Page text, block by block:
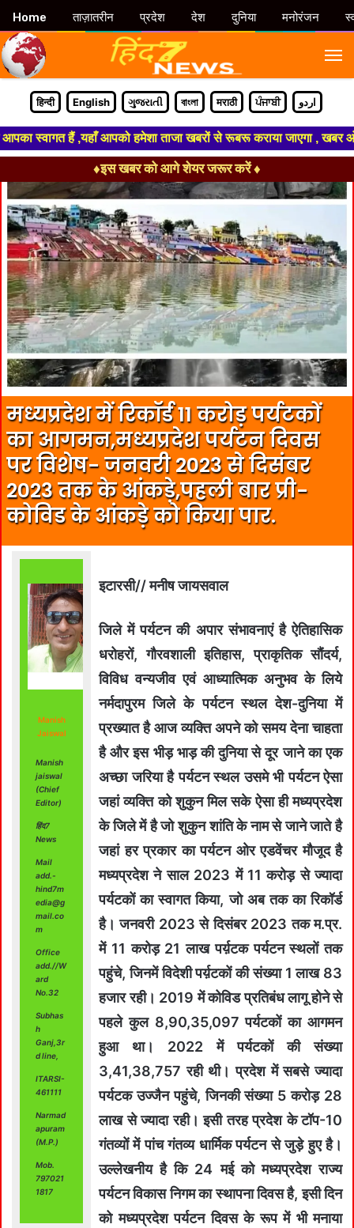
हिन्दी English ગુજરાતી বাংলা मराठी ਪੰਜਾਬੀ اردو
हैं ,यहाँ आपको हमेशा ताजा खबरों से रूबरू कराया जाएगा , खबर ओर
♦इस खबर को आगे शेयर जरूर करें ♦
मध्यप्रदेश में रिकॉर्ड 11 करोड़ पर्यटकों
का आगमन,मध्यप्रदेश पर्यटन दिवस
पर विशेष- जनवरी 2023 से दिसंबर
2023 तक के आंकड़े,पहली बार प्री-
कोविड के आंकड़े को किया पार.
Manish
Jaiswal
Manish
jaiswal
(Chief
Editor)
हिंद7
News
Mail
add.-
hind7m
edia@g
mail.co
m
Office
add.//W
ard
No.32
Subhas
h
Ganj,3r
d line,
ITARSI-
461111
Narmad
apuram
(M.P.)
Mob.
797021
1817
इटारसी// मनीष जायसवाल
जिले में पर्यटन की अपार संभावनाएं है ऐतिहासिक
धरोहरों, गौरवशाली इतिहास, प्राकृतिक सौंदर्य,
विविध वन्यजीव एवं आध्यात्मिक अनुभव के लिये
नर्मदापुरम जिले के पर्यटन स्थल देश-दुनिया में
प्रख्यात है आज व्यक्ति अपने को समय देना चाहता
है और इस भीड़ भाड़ की दुनिया से दूर जाने का एक
अच्छा जरिया है पर्यटन स्थल उसमे भी पर्यटन ऐसा
जहां व्यक्ति को शुकुन मिल सके ऐसा ही मध्यप्रदेश
के जिले में है जो शुकुन शांति के नाम से जाने जाते है
जहां हर प्रकार का पर्यटन ओर एडवेंचर मौजूद है
मध्यप्रदेश ने साल 2023 में 11 करोड़ से ज्यादा
पर्यटकों का स्वागत किया, जो अब तक का रिकॉर्ड
है। जनवरी 2023 से दिसंबर 2023 तक म.प्र.
में 11 करोड़ 21 लाख पर्य़टक पर्यटन स्थलों तक
पहुंचे, जिनमें विदेशी पर्य़टकों की संख्या 1 लाख 83
हजार रही। 2019 में कोविड प्रतिबंध लागू होने से
पहले कुल 8,90,35,097 पर्यटकों का आगमन
हुआ था। 2022 में पर्यटकों की संख्या
3,41,38,757 रही थी। प्रदेश में सबसे ज्यादा
पर्यटक उज्जैन पहुंचे, जिनकी संख्या 5 करोड़ 28
लाख से ज्यादा रही। इसी तरह प्रदेश के टॉप-10
गंतव्यों में पांच गंतव्य धार्मिक पर्यटन से जुड़े हुए है।
उल्लेखनीय है कि 24 मई को मध्यप्रदेश राज्य
पर्यटन विकास निगम का स्थापना दिवस है, इसी दिन
को मध्यप्रदेश पर्यटन दिवस के रूप में भी मनाया
Home ताज़ातरीन प्रदेश देश दुनिया मनोरंजन